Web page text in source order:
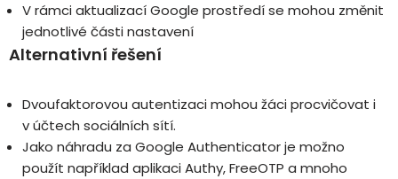
V rámci aktualizací Google prostředí se mohou změnit
jednotlivé části nastavení
Alternativní řešení
Dvoufaktorovou autentizaci mohou žáci procvičovat i
v účtech sociálních sítí.
Jako náhradu za Google Authenticator je možno
použít například aplikaci Authy, FreeOTP a mnoho